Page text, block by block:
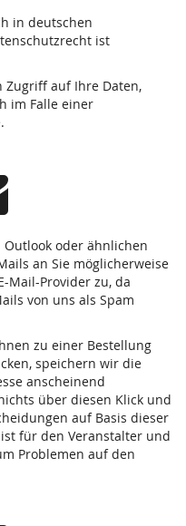
in deutschen
ist
Zugriff auf Ihre Daten,
im Falle einer
Outlook oder ähnlichen
an Sie möglicherweise
Mail-Provider zu, da
von uns als Spam
zu einer Bestellung
speichern wir die
anscheinend
über diesen Klick und
auf Basis dieser
für den Veranstalter und
Problemen auf den